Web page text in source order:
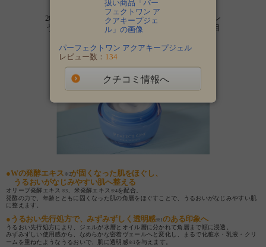
20年の肌研究から生まれた、新たなオールインワン
うるおいを抱え込み透明感※1 を与える“保水”に着目
●Wの発酵エキス ※2が固くなった肌をほぐし、
うるおいがなじみやすい肌へ整える
オリーブ発酵エキス ※3、米発酵エキス ※4を配合。
発酵の力で、年齢とともに固くなった肌の角層をほぐすことで、うるおいがなじみやすい肌
に整えます。
●うるおい先行処方で、みずみずしく透明感 ※1 のある印象へ
うるおい先行処方により、ジェルが水層とオイル層に分かれて角層まで順に浸透。
みずみずしい使用感から、なめらかな密着ヴェールへと変化し、まるで化粧水・乳液・クリ
ームを重ねたようなうるおいで、肌に透明感※1 を与えます。
パーフェクトワン アクアキープジェル
レビュー数： 134
クチコミ情報へ